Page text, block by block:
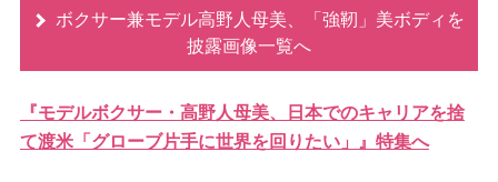
ボクサー兼モデル高野人母美、「強靭」美ボディを
披露画像一覧へ
『モデルボクサー・高野人母美、日本でのキャリアを捨
て渡米「グローブ片手に世界を回りたい」』特集へ